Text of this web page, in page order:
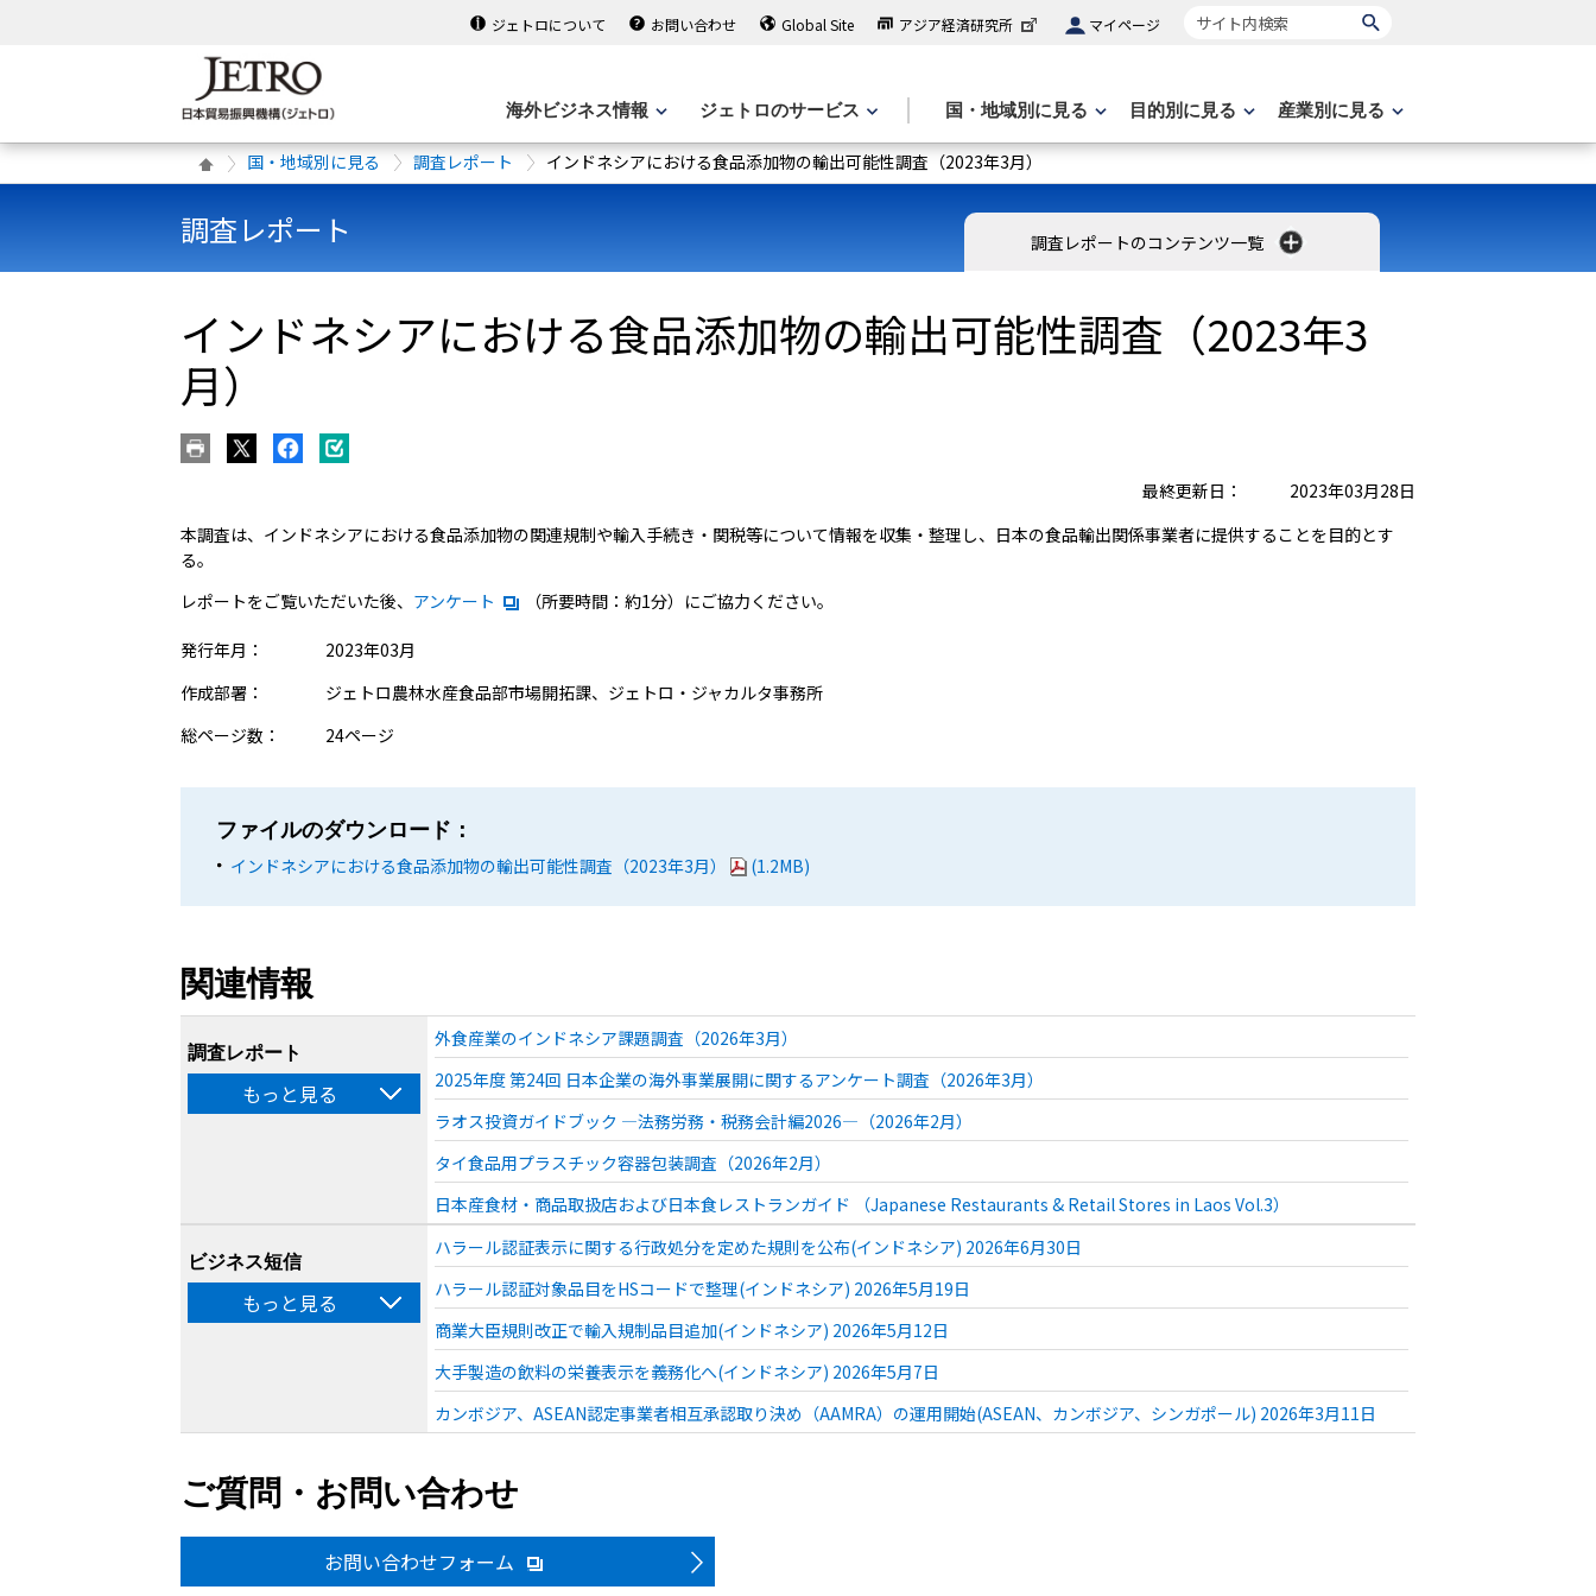
ジェトロについて お問い合わせ Global Site アジア経済研究所 マイページ サイト内検索
海外ビジネス情報 ジェトロのサービス 国・地域別に見る 目的別に見る 産業別に見る
国・地域別に見る 調査レポート インドネシアにおける食品添加物の輸出可能性調査（2023年3月）
調査レポート 調査レポートのコンテンツ一覧
インドネシアにおける食品添加物の輸出可能性調査（2023年3
月）
2023年03月28日
最終更新日：
本調査は、インドネシアにおける食品添加物の関連規制や輸入手続き・関税等について情報を収集・整理し、日本の食品輸出関係事業者に提供することを目的とす
る。
レポートをご覧いただいた後、 アンケート （所要時間：約1分）にご協力ください。
発行年月：
2023年03月
作成部署：
ジェトロ農林水産食品部市場開拓課、ジェトロ・ジャカルタ事務所
総ページ数：
24ページ
ファイルのダウンロード：
インドネシアにおける食品添加物の輸出可能性調査（2023年3月）
(1.2MB)
関連情報
調査レポート
もっと見る
外食産業のインドネシア課題調査（2026年3月）
2025年度 第24回 日本企業の海外事業展開に関するアンケート調査（2026年3月）
ラオス投資ガイドブック ―法務労務・税務会計編2026―（2026年2月）
タイ食品用プラスチック容器包装調査（2026年2月）
日本産食材・商品取扱店および日本食レストランガイド （Japanese Restaurants & Retail Stores in Laos Vol.3）
ビジネス短信
もっと見る
ハラール認証表示に関する行政処分を定めた規則を公布(インドネシア) 2026年6月30日
ハラール認証対象品目をHSコードで整理(インドネシア) 2026年5月19日
商業大臣規則改正で輸入規制品目追加(インドネシア) 2026年5月12日
大手製造の飲料の栄養表示を義務化へ(インドネシア) 2026年5月7日
カンボジア、ASEAN認定事業者相互承認取り決め（AAMRA）の運用開始(ASEAN、カンボジア、シンガポール) 2026年3月11日
ご質問・お問い合わせ
お問い合わせフォーム